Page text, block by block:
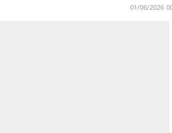
01/06/2026